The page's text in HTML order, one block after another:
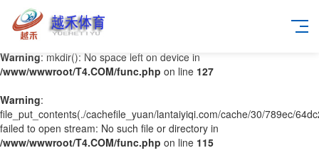
Warning: mkdir(): No space left on device in
/www/wwwroot/T4.COM/func.php on line 127
Warning:
file_put_contents(./cachefile_yuan/lantaiyiqi.com/cache/30/789ec/
failed to open stream: No such file or directory in
/www/wwwroot/T4.COM/func.php on line 115